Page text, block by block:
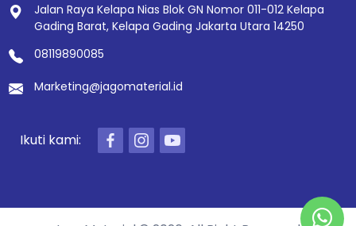
Jalan Raya Kelapa Nias Blok GN Nomor 011-012Kelapa
Gading Barat, Kelapa Gading Jakarta Utara 14250
08119890085
Marketing@jagomaterial.id
Ikuti kami: